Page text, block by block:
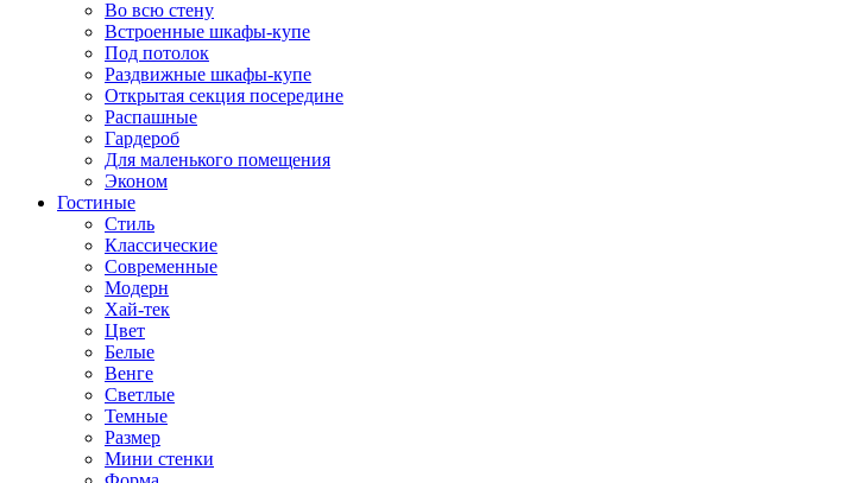
Во всю стену
Встроенные шкафы-купе
Под потолок
Раздвижные шкафы-купе
Открытая секция посередине
Распашные
Гардероб
Для маленького помещения
Эконом
Гостиные
Стиль
Классические
Современные
Модерн
Хай-тек
Цвет
Белые
Венге
Светлые
Темные
Размер
Мини стенки